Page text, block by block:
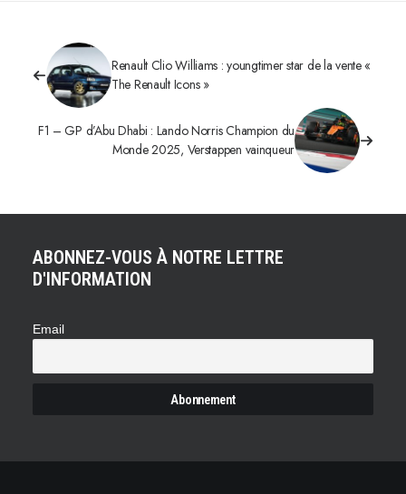
Renault Clio Williams : youngtimer star de la vente «
The Renault Icons »
F1 – GP d’Abu Dhabi : Lando Norris Champion du
Monde 2025, Verstappen vainqueur
ABONNEZ-VOUS À NOTRE LETTRE
D'INFORMATION
Email